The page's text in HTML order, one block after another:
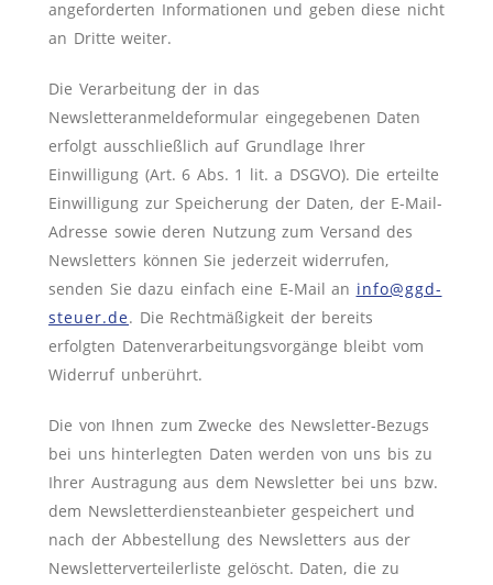
angeforderten Informationen und geben diese nicht
an Dritte weiter.
Die Verarbeitung der in das
Newsletteranmeldeformular eingegebenen Daten
erfolgt ausschließlich auf Grundlage Ihrer
Einwilligung (Art. 6 Abs. 1 lit. a DSGVO). Die erteilte
Einwilligung zur Speicherung der Daten, der E-Mail-
Adresse sowie deren Nutzung zum Versand des
Newsletters können Sie jederzeit widerrufen,
senden Sie dazu einfach eine E-Mail an info@ggd-
steuer.de. Die Rechtmäßigkeit der bereits
erfolgten Datenverarbeitungsvorgänge bleibt vom
Widerruf unberührt.
Die von Ihnen zum Zwecke des Newsletter-Bezugs
bei uns hinterlegten Daten werden von uns bis zu
Ihrer Austragung aus dem Newsletter bei uns bzw.
dem Newsletterdiensteanbieter gespeichert und
nach der Abbestellung des Newsletters aus der
Newsletterverteilerliste gelöscht. Daten, die zu